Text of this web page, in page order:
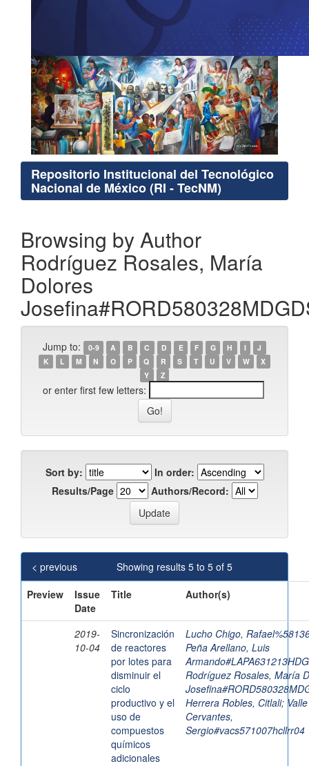
Repositorio Institucional del Tecnológico
Nacional de México (RI - TecNM)
Browsing by Author
Rodríguez Rosales, María
Dolores
Jump to: 0-9 A B C D E F G H I
J
K
L M N O P Q R S T U V W
X
Y
Z
or enter first few letters:
Sort by:
In order:
Results/Page
Authors/Record:
Showing results 5 to 5 of 5
< previous
Preview
Issue
Date
Title Author(s)
2019-
10-04
Sincronización
de reactores
por lotes para
disminuir el
ciclo
productivo y el
uso de
compuestos
químicos
adicionales
Lucho Chigo,
Peña Arellano, Luis
Rodríguez Rosales, María
Herrera Robles, Citlali; Valle
Cervantes,
Sergio#vacs571007hcllrr04